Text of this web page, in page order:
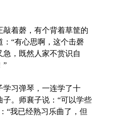
着磬，有个背着草筐的
：“有心思啊，这个击磬
急，既然人家不赏识自
”
习弹琴，一连学了十
子。师襄子说：“可以学些
“我已经熟习乐曲了，但